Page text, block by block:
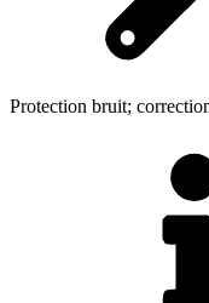
Protection bruit;